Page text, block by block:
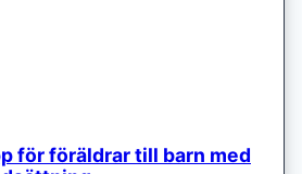
för föräldrar till barn med